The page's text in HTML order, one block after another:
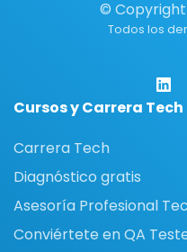
© Copyright
Todos los
Cursos y Carrera Tech
Carrera Tech
Diagnóstico gratis
Asesoría Profesional
Conviértete en QA